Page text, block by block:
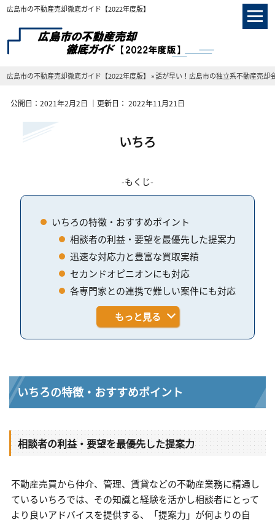
広島市の不動産売却徹底ガイド【2022年度版】
広島市の不動産売却徹底ガイド【2022年度版】 »話が早い！広島市の独立系不動産売却
公開日：2021年2月2日 ｜更新日：2022年11月21日
いちろ
もくじ
いちろの特徴・おすすめポイント
相談者の利益・要望を最優先した提案力
迅速な対応力と豊富な買取実績
セカンドオピニオンにも対応
各専門家との連携で難しい案件にも対応
もっと見る
いちろの特徴・おすすめポイント
相談者の利益・要望を最優先した提案力
不動産売買から仲介、管理、賃貸などの不動産業務に精通し
ているいちろでは、その知識と経験を活かし相談者にとって
より良いアドバイスを提供する、「提案力」が何よりの自